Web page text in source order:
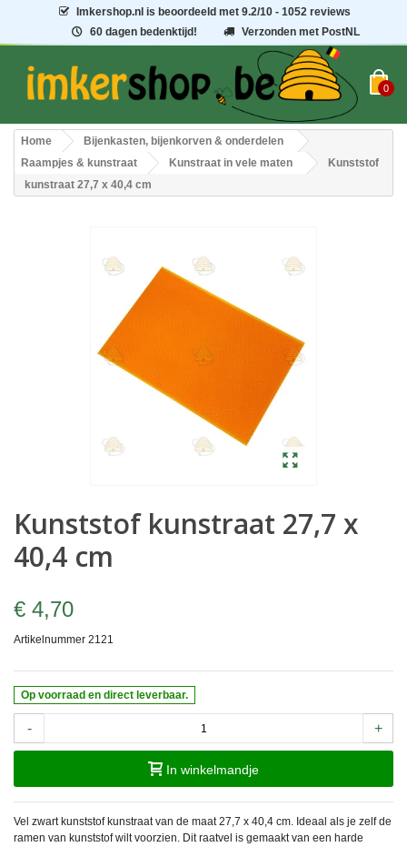
Imkershop.nl is beoordeeld met9.2/10 - 1052 reviews
60 dagen bedenktijd!
Verzonden met PostNL
0
Home
Bijenkasten, bijenkorven & onderdelen
Raampjes & kunstraat
Kunstraat in vele maten
Kunststof
kunstraat 27,7 x 40,4 cm
Kunststof kunstraat 27,7 x
40,4 cm
€ 4,70
Artikelnummer 2121
Op voorraad en direct leverbaar.
- +
In winkelmandje
Vel zwart kunststof kunstraat van de maat 27,7 x 40,4 cm. Ideaal als je zelf de
ramen van kunststof wilt voorzien. Dit raatvel is gemaakt van een harde